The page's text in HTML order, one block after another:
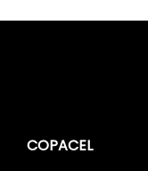
COPACEL